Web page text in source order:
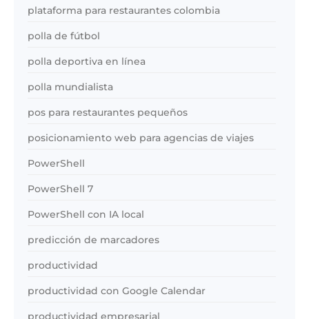
plataforma para restaurantes colombia
polla de fútbol
polla deportiva en línea
polla mundialista
pos para restaurantes pequeños
posicionamiento web para agencias de viajes
PowerShell
PowerShell 7
PowerShell con IA local
predicción de marcadores
productividad
productividad con Google Calendar
productividad empresarial